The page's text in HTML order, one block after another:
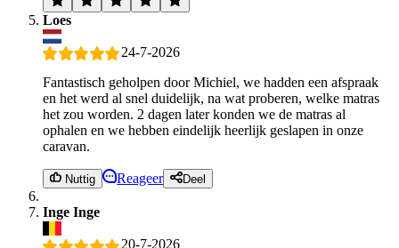
Loes
24-7-2026
Fantastisch geholpen door Michiel, we hadden een afspraak
en het werd al snel duidelijk, na wat proberen, welke matras
het zou worden. 2 dagen later konden we de matras al
ophalen en we hebben eindelijk heerlijk geslapen in onze
caravan.
Nuttig Reageer Deel
Inge Inge
20-7-2026